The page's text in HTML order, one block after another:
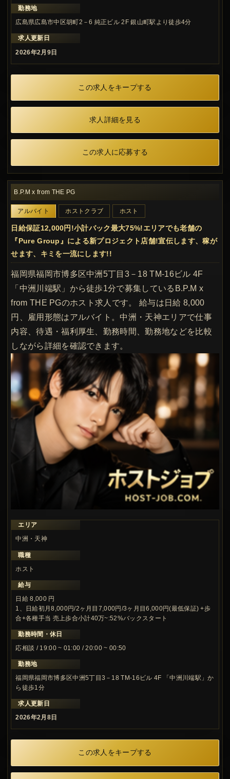
勤務地
広島県広島市中区胡町2－6 純正ビル 2F 銀山町駅より徒歩4分
求人更新日
2026年2月9日
この求人をキープする
求人詳細を見る
この求人に応募する
B.P.M x from THE PG
アルバイト ホストクラブ ホスト
日給保証12,000円!小計バック最大75%!エリアでも老舗の
『Pure Group』による新プロジェクト店舗!宣伝します、稼が
せます、キミを一流にします!!
福岡県福岡市博多区中洲5丁目3－18 TM-16ビル 4F
「中洲川端駅」から徒歩1分で募集しているB.P.M x
from THE PGのホスト求人です。 給与は日給 8,000
円、雇用形態はアルバイト。中洲・天神エリアで仕事
内容、待遇・福利厚生、勤務時間、勤務地などを比較
しながら詳細を確認できます。
エリア
中洲・天神
職種
ホスト
給与
日給 8,000 円
1、日給初月8,000円/2ヶ月目7,000円/3ヶ月目6,000円(最低保証) +歩
合+各種手当 売上歩合小計40万~:52%バックスタート
勤務時間・休日
応相談 / 19:00 ~ 01:00 / 20:00 ~ 00:50
勤務地
福岡県福岡市博多区中洲5丁目3－18 TM-16ビル 4F 「中洲川端駅」か
ら徒歩1分
求人更新日
2026年2月8日
この求人をキープする